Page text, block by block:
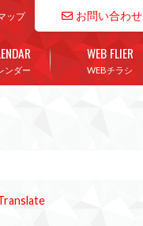
お問い合わせ
ップ
ンダー WEBチラシ
WEB FLIER